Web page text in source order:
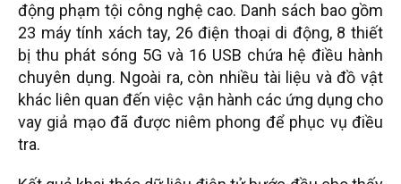
động phạm tội công nghệ cao. Danh sách bao gồm
23 máy tính xách tay, 26 điện thoại di động, 8 thiết
bị thu phát sóng 5G và 16 USB chứa hệ điều hành
chuyên dụng. Ngoài ra, còn nhiều tài liệu và đồ vật
khác liên quan đến việc vận hành các ứng dụng cho
vay giả mạo đã được niêm phong để phục vụ điều
tra.